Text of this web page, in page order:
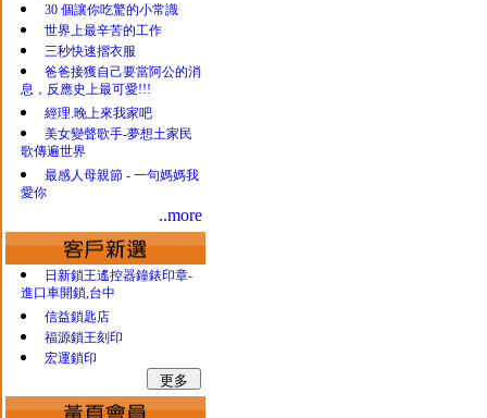
30 個讓你吃驚的小常識
世界上最辛苦的工作
三秒快速摺衣服
爸爸接獲自己要當阿公的消
息，反應史上最可愛!!!
經理.晚上來我家吧
美女變聲歌手-夢想土家民
歌傳遍世界
最感人母親節 - 一句媽媽我
愛你
..more
日新鎖王遙控器鐘錶印章-
進口車開鎖,台中
信益鎖匙店
福源鎖王刻印
宏運鎖印